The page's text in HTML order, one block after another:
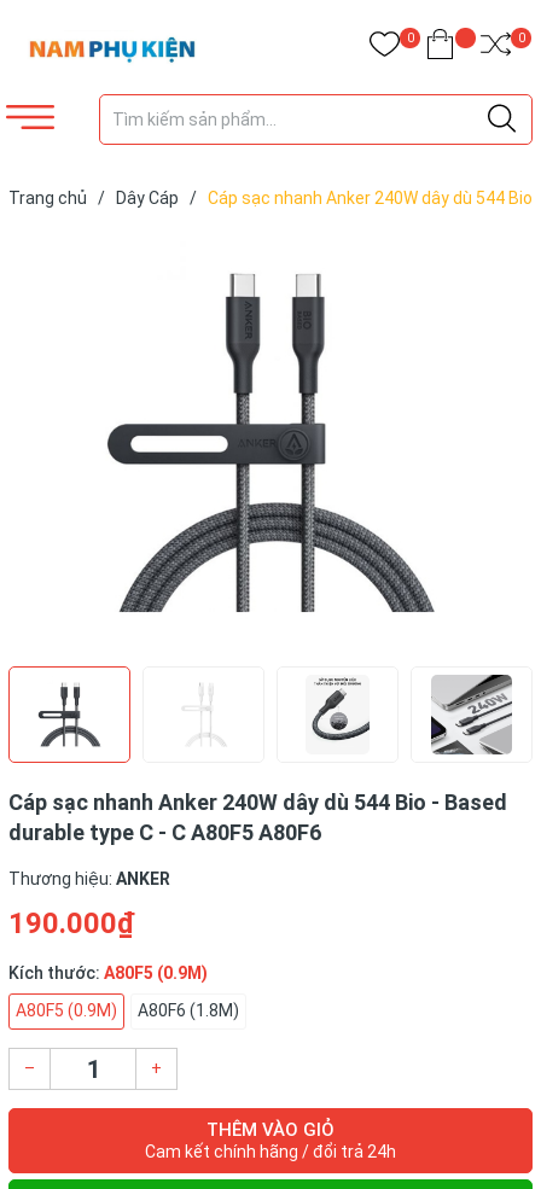
0 0
Trang chủ / Dây Cáp / Cáp sạc nhanh Anker 240W dây dù 544 Bio
Cáp sạc nhanh Anker 240W dây dù 544 Bio - Based
durable type C - C A80F5 A80F6
Thương hiệu: ANKER
190.000₫
Kích thước: A80F5 (0.9M)
A80F5 (0.9M)
A80F6 (1.8M)
– +
THÊM VÀO GIỎ
Cam kết chính hãng / đổi trả 24h